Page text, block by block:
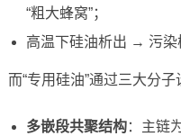
“粗大蜂窝”；
高温下硅油析出 → 污染
而“专用硅油”通过三大分
多嵌段共聚结构：主链